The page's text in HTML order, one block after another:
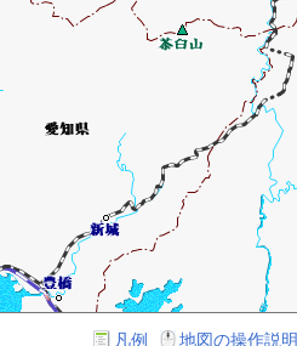
凡例 地図の操作説明